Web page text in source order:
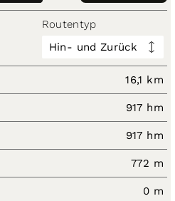
Routentyp
Hin- und Zurück
16,1 km
917 hm
917 hm
772 m
0 m